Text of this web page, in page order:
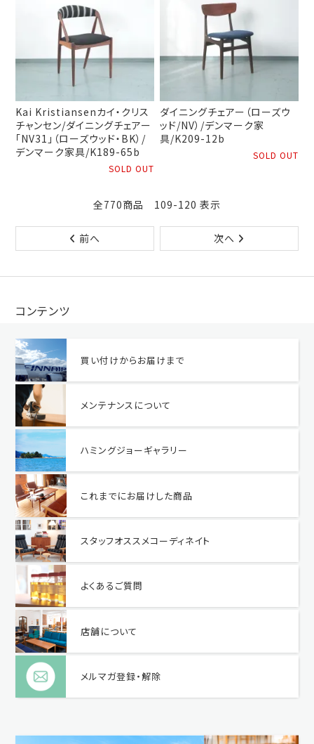
Kai Kristiansenカイ・クリス
チャンセン/ダイニングチェアー
「NV31」（ローズウッド・BK）/
デンマーク家具/K189-65b
SOLD OUT
ダイニングチェアー（ローズウ
ッド/NV）/デンマーク家
具/K209-12b
SOLD OUT
全770商品 109-120 表示
前へ 次へ
コンテンツ
買い付けからお届けまで
メンテナンスについて
ハミングジョーギャラリー
これまでにお届けした商品
スタッフオススメコーディネイト
よくあるご質問
店舗について
メルマガ登録・解除